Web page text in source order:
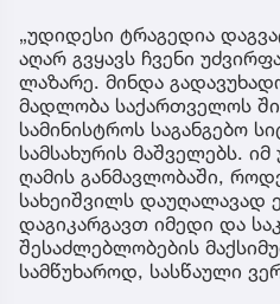
„უდიდესი ტრაგედია
აღარ გვყავს ჩვენი
ლაზარე. მინდა
მადლობა საქართველოს
სამინისტროს საგანგებო
სამსახურის მაშველებს.
ღამის განმავლობაში,
სახეიშვილს
დაგიკარგავთ იმედი და
შესაძლებლობების
სამწუხაროდ, სასწაული